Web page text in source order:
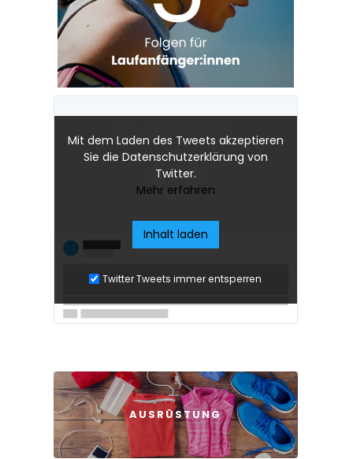
Mit dem Laden des Tweets akzeptieren
Sie die Datenschutzerklärung von
Twitter.
Mehr erfahren
Inhalt laden
Twitter Tweets immer entsperren
AUSRÜSTUNG